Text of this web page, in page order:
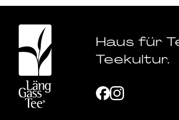
Haus für
Teekultur.